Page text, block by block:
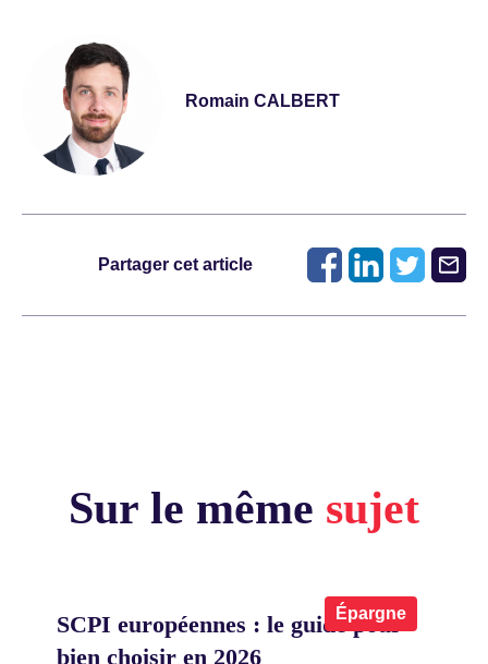
Romain CALBERT
Partager cet article
Sur le même sujet
Épargne
SCPI européennes : le guide pour
bien choisir en 2026